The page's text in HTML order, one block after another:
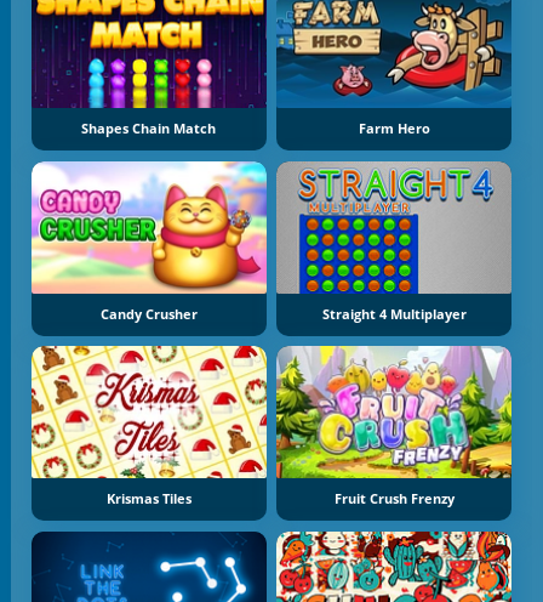
Shapes Chain Match Farm Hero
Candy Crusher Straight 4 Multiplayer
Krismas Tiles Fruit Crush Frenzy